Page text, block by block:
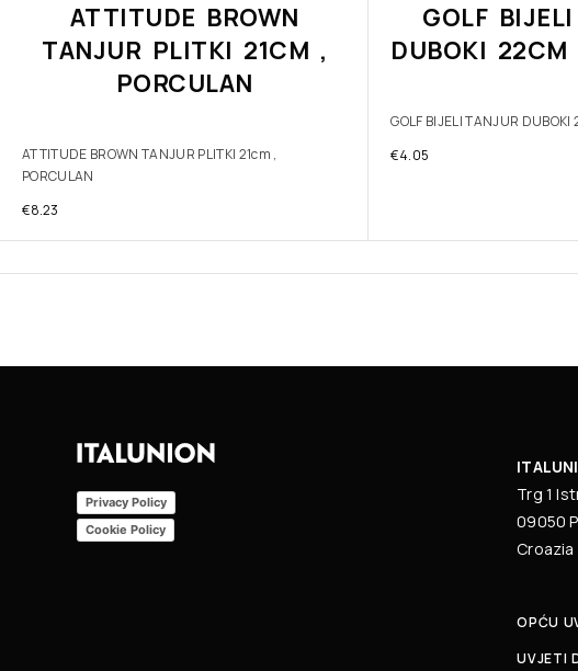
ATTITUDE BROWN
TANJUR PLITKI 21CM ,
PORCULAN
ATTITUDE BROWN TANJUR PLITKI 21cm ,
PORCULAN
€8.23
GOLF
DUBOKI 22CM
GOLF BIJELI TANJUR
€4.05
Privacy Policy
Cookie Policy
Trg 1
09050
Croazia
OPĆU
UVJETI